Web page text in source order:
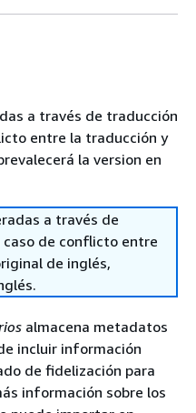
a través de traducción
entre la traducción y
la version en
a través de
de conflicto entre
de inglés,
almacena metadatos
incluir información
de fidelización para
información sobre los